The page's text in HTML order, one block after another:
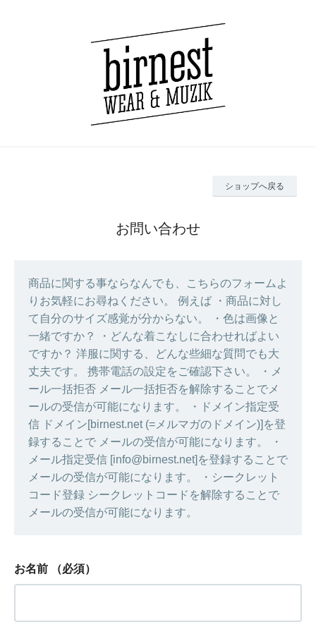
ショップへ戻る
お問い合わせ
商品に関する事ならなんでも、こちらのフォームよ
りお気軽にお尋ねください。 例えば ・商品に対し
て自分のサイズ感覚が分からない。 ・色は画像と
一緒ですか？ ・どんな着こなしに合わせればよい
ですか？ 洋服に関する、どんな些細な質問でも大
丈夫です。 携帯電話の設定をご確認下さい。 ・メ
ール一括拒否 メール一括拒否を解除することでメ
ールの受信が可能になります。 ・ドメイン指定受
信 ドメイン[birnest.net (=メルマガのドメイン)]を登
録することで メールの受信が可能になります。 ・
メール指定受信 [info@birnest.net]を登録することで
メールの受信が可能になります。 ・シークレット
コード登録 シークレットコードを解除することで
メールの受信が可能になります。
お名前 （必須）